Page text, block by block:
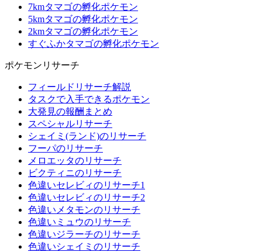
7kmタマゴの孵化ポケモン
5kmタマゴの孵化ポケモン
2kmタマゴの孵化ポケモン
すぐふかタマゴの孵化ポケモン
ポケモンリサーチ
フィールドリサーチ解説
タスクで入手できるポケモン
大発見の報酬まとめ
スペシャルリサーチ
シェイミ(ランド)のリサーチ
フーパのリサーチ
メロエッタのリサーチ
ビクティニのリサーチ
色違いセレビィのリサーチ1
色違いセレビィのリサーチ2
色違いメタモンのリサーチ
色違いミュウのリサーチ
色違いジラーチのリサーチ
色違いシェイミのリサーチ